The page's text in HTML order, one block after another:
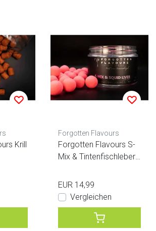
Krill
Forgotten Flavours
Forgotten Flavours S-
Mix & Tintenfischleber-
wenbergh
EUR 14,99
Vergleichen